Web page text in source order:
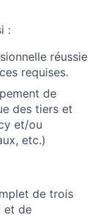
:
réussie
requises.
de
des tiers et
et/ou
etc.)
de trois
et de